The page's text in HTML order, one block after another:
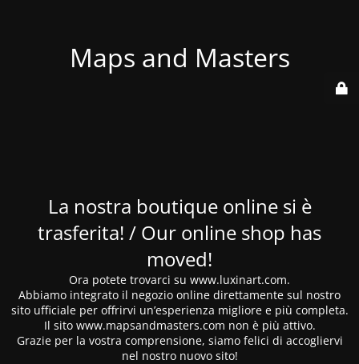
Maps and Masters
La nostra boutique online si è
trasferita! / Our online shop has
moved!
Ora potete trovarci su www.luxinart.com.
Abbiamo integrato il negozio online direttamente sul nostro
sito ufficiale per offrirvi un’esperienza migliore e più completa.
Il sito www.mapsandmasters.com non è più attivo.
Grazie per la vostra comprensione, siamo felici di accogliervi
nel nostro nuovo sito!